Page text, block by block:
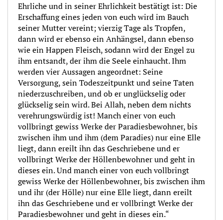
Ehrliche und in seiner Ehrlichkeit bestätigt ist: Die
Erschaffung eines jeden von euch wird im Bauch
seiner Mutter vereint; vierzig Tage als Tropfen,
dann wird er ebenso ein Anhängsel, dann ebenso
wie ein Happen Fleisch, sodann wird der Engel zu
ihm entsandt, der ihm die Seele einhaucht. Ihm
werden vier Aussagen angeordnet: Seine
Versorgung, sein Todeszeitpunkt und seine Taten
niederzuschreiben, und ob er unglückselig oder
glückselig sein wird. Bei Allah, neben dem nichts
verehrungswürdig ist! Manch einer von euch
vollbringt gewiss Werke der Paradiesbewohner, bis
zwischen ihm und ihm (dem Paradies) nur eine Elle
liegt, dann ereilt ihn das Geschriebene und er
vollbringt Werke der Höllenbewohner und geht in
dieses ein. Und manch einer von euch vollbringt
gewiss Werke der Höllenbewohner, bis zwischen ihm
und ihr (der Hölle) nur eine Elle liegt, dann ereilt
ihn das Geschriebene und er vollbringt Werke der
Paradiesbewohner und geht in dieses ein.“